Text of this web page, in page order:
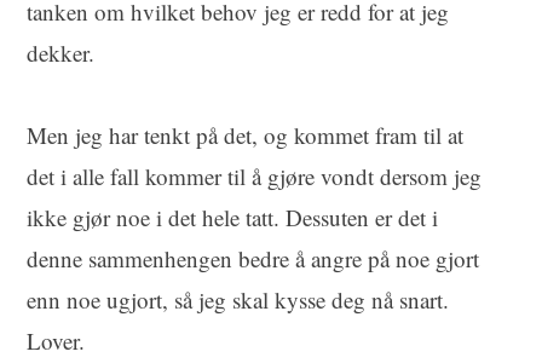
tanken om hvilket behov jeg er redd for at jeg
dekker.
Men jeg har tenkt på det, og kommet fram til at
det i alle fall kommer til å gjøre vondt dersom jeg
ikke gjør noe i det hele tatt. Dessuten er det i
denne sammenhengen bedre å angre på noe gjort
enn noe ugjort, så jeg skal kysse deg nå snart.
Lover.